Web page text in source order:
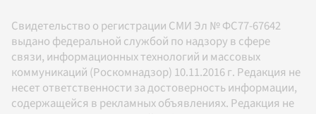
Свидетельство о регистрации СМИ Эл № ФС77-67642
выдано федеральной службой по надзору в сфере
связи, информационных технологий и массовых
коммуникаций (Роскомнадзор) 10.11.2016 г. Редакция не
несет ответственности за достоверность информации,
содержащейся в рекламных объявлениях. Редакция не